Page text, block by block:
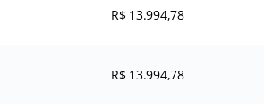
R$ 13.994,78
R$ 13.994,78